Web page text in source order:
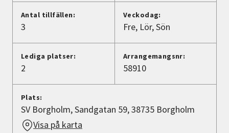
Lyssna
Antal tillfällen:
3
Veckodag:
Fre Lör Sön
Lediga platser:
2
Arrangemangsnr:
58910
Plats:
SV Borgholm, Sandgatan 59, 38735 Borgholm
Visa på karta